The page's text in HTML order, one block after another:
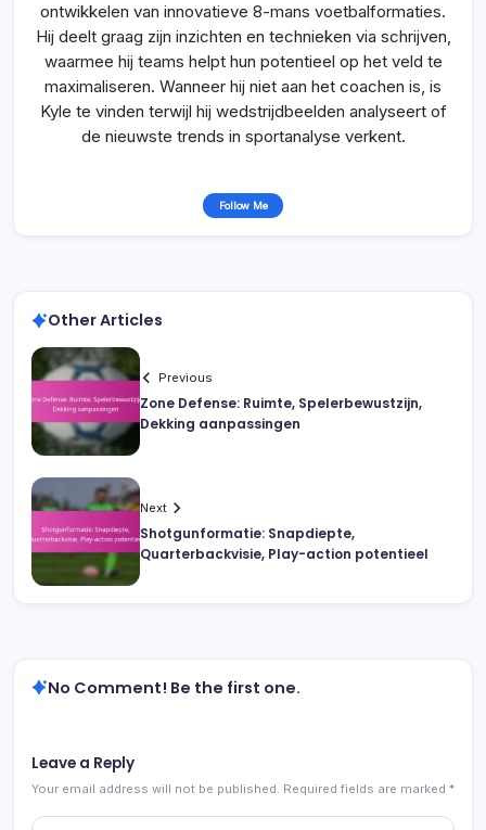
ontwikkelen van innovatieve 8-mans voetbalformaties.
Hij deelt graag zijn inzichten en technieken via schrijven,
waarmee hij teams helpt hun potentieel op het veld te
maximaliseren. Wanneer hij niet aan het coachen is, is
Kyle te vinden terwijl hij wedstrijdbeelden analyseert of
de nieuwste trends in sportanalyse verkent.
Follow Me
Other Articles
Previous
Zone Defense: Ruimte, Spelerbewustzijn,
Dekking aanpassingen
Next
Shotgunformatie: Snapdiepte,
Quarterbackvisie, Play-action potentieel
No Comment! Be the first one.
Leave a Reply
Your email address will not be published. Required fields are marked *